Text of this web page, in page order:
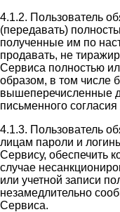
4.1.2. Пользователь
(передавать)
полученные им по
продавать, не
Сервиса полностью
образом, в том числе
вышеперечисленные
письменного
4.1.3. Пользователь
лицам пароли и
Сервису, обеспечить
случае
или учетной записи
незамедлительно
Сервиса.